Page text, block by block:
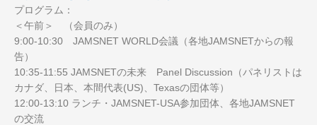
プログラム：
＜午前＞ （会員のみ）
9:00-10:30 JAMSNET WORLD会議（各地JAMSNETからの報
告）
10:35-11:55 JAMSNETの未来 Panel Discussion（パネリストは
カナダ、日本、本間代表(US)、Texasの団体等）
12:00-13:10 ランチ・JAMSNET-USA参加団体、各地JAMSNET
の交流